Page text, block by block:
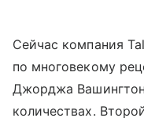
Сейчас компания
по многовекому
Джорджа
количествах.